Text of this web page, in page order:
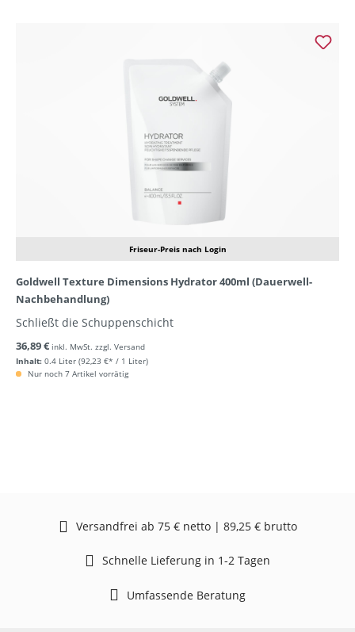
Friseur-Preis nach Login
Goldwell Texture Dimensions Hydrator 400ml (Dauerwell-
Nachbehandlung)
Schließt die Schuppenschicht
Inhalt: 0.4 Liter (92,23 €* / 1 Liter)
36,89 € inkl. MwSt. zzgl. Versand
Nur noch 7 Artikel vorrätig
Versandfrei ab 75 € netto | 89,25 € brutto
Schnelle Lieferung in 1-2 Tagen
Umfassende Beratung